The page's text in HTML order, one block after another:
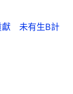
獻 未有生B計